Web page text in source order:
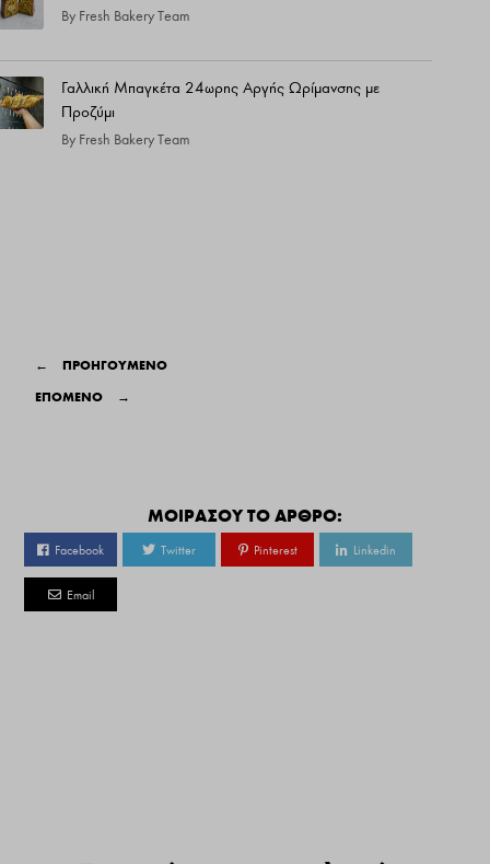
By Fresh Bakery Team
Γαλλική Μπαγκέτα 24ωρης Αργής Ωρίμανσης με
Προζύμι
By Fresh Bakery Team
←
ΠΡΟΗΓΟΥΜΕΝΟ
ΕΠΟΜΕΝΟ
→
ΜΟΙΡΑΣΟΥ ΤΟ ΑΡΘΡΟ:
Facebook Twitter Pinterest Linkedin
Email